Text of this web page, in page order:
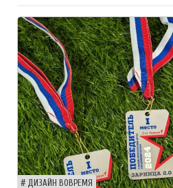
ДИЗАЙН ВОВРЕМЯ